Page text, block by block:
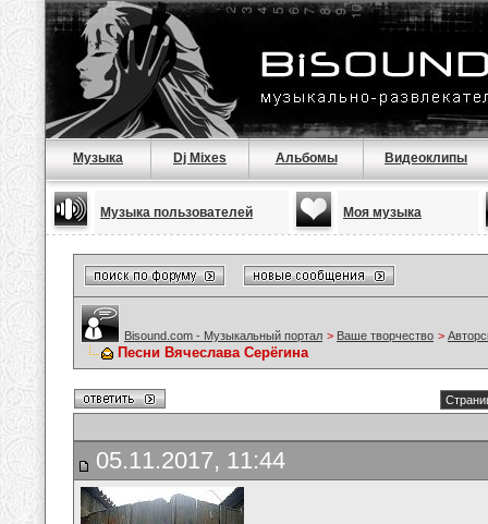
Музыка Dj Mixes Альбомы Видеоклипы
Музыка пользователей Моя музыка
Bisound.com - Музыкальный портал > Ваше творчество >
Песни Вячеслава Серёгина
05.11.2017, 11:44